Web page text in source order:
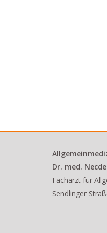
Dr. med.
Facharzt für
Sendlinger